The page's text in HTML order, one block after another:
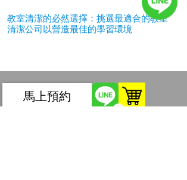
教室清潔的必然選擇：挑選最適合的教室
清潔公司以營造最佳的學習環境
馬上預約